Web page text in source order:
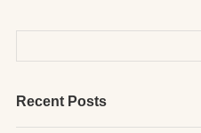
Recent Posts